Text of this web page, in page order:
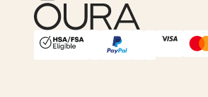
HSA/FSA Eligible
Affirm